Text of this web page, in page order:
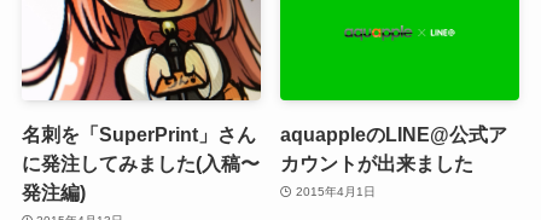
名刺を「SuperPrint」さん
に発注してみました(入稿〜
発注編)
aquappleのLINE@公式ア
カウントが出来ました
2015年4月1日